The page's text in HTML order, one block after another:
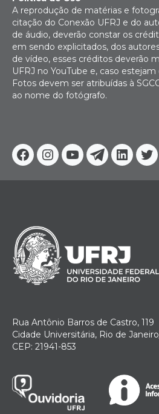
Facebook
Instagram
YoutubeTelegram
A reprodução de matérias e
citação do Conexão UFRJ e do
de áudio, deverão constar os
em sendo explicitados, dos
de vídeo, esses créditos deverão
UFRJ no YouTube e, caso
Fotos devem ser atribuídas à
ao nome do fotógrafo.
Rua Antônio Barros de Castro, 119
Cidade Universitária, Rio de
CEP: 21941-853